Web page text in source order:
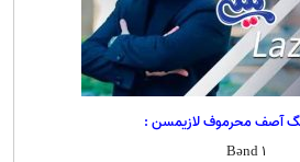
آصف محرموف لازیمسن :
Bənd 1